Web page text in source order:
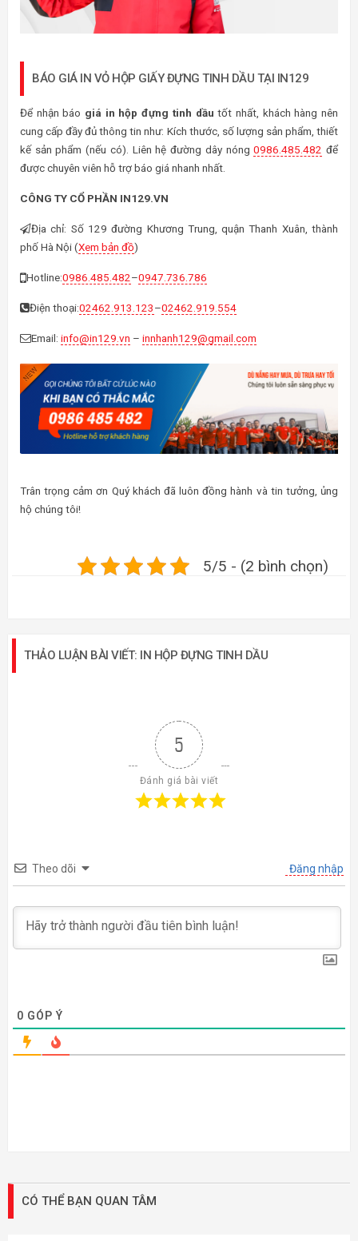
BÁO GIÁ IN VỎ HỘP GIẤY ĐỰNG TINH DẦU TẠI IN129
Để nhận báo giá in hộp đựng tinh dầu tốt nhất, khách hàng nên
cung cấp đầy đủ thông tin như: Kích thước, số lượng sản phẩm, thiết
kế sản phẩm (nếu có). Liên hệ đường dây nóng0986.485.482 để
được chuyên viên hỗ trợ báo giá nhanh nhất.
CÔNG TY CỔ PHẦN IN129.VN
Địa chỉ: Số 129 đường Khương Trung, quận Thanh Xuân, thành
phố Hà Nội (Xem bản đồ)
Hotline:0986.485.482–0947.736.786
Điện thoại:02462.913.123–02462.919.554
Email: info@in129.vn – innhanh129@gmail.com
Trân trọng cảm ơn Quý khách đã luôn đồng hành và tin tưởng, ủng
hộ chúng tôi!
5/5 - (2 bình chọn)
THẢO LUẬN BÀI VIẾT: IN HỘP ĐỰNG TINH DẦU
5
Đánh giá bài viết
Theo dõi Đăng nhập
0 GÓP Ý
CÓ THỂ BẠN QUAN TÂM